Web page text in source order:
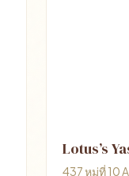
Lotus’s
437 หมู่ที่ 10